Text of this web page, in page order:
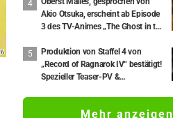
„Re:ZERO -Starting Life in Another
World-“
Akio Otsuka, erscheint ab Episode
3 des TV-Animes „The Ghost in the
enthüllt
Produktion von Staffel 4 von
„Record of Ragnarok IV“ bestätigt!
Spezieller Teaser-PV &
Runden 10 und 11 stehen im
Mehr anzeigen